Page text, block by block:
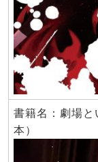
書籍名：劇場と
本）